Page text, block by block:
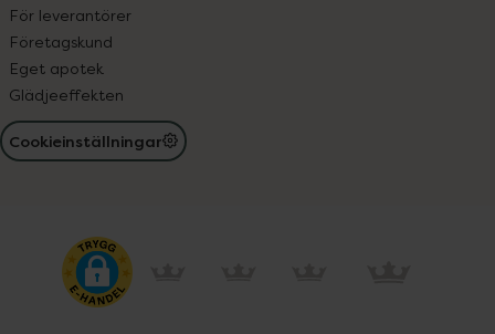
För leverantörer
Företagskund
Eget apotek
Glädjeeffekten
Cookieinställningar